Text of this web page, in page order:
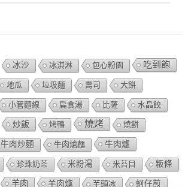
冰沙 冰淇淋 包心粉園 吃到飽
地瓜 垃圾麵 壽司 大餅
小管麵線 扁食湯 比薩 水晶餃
炒飯 烤鴨 燒烤 燒餅
牛肉炒麵 牛肉熗麵 牛肉爐
珍珠奶茶 米粉湯 米苔目 粄條
羊肉 羊肉爐 芋頭冰 蚵仔煎